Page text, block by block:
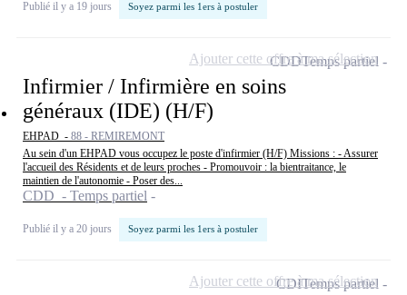
Publié il y a 19 jours Soyez parmi les 1ers à postuler
Infirmier / Infirmière en soins
généraux (IDE) (H/F)
EHPAD - 88 - REMIREMONT
Au sein d'un EHPAD vous occupez le poste d'infirmier (H/F) Missions : - Assurer
l'accueil des Résidents et de leurs proches - Promouvoir : la bientraitance, le
maintien de l'autonomie - Poser des...
CDD - Temps partiel
Publié il y a 20 jours Soyez parmi les 1ers à postuler
CDDTemps partiel
Ajouter cette offre à ma sélection
CDITemps partiel
Ajouter cette offre à ma sélection